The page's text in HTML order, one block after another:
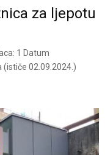
za ljepotu
1 Datum
(ističe 02.09.2024.)